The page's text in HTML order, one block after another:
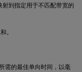
射到指定用于不匹配带宽的
。
需的最佳单向时间，以毫